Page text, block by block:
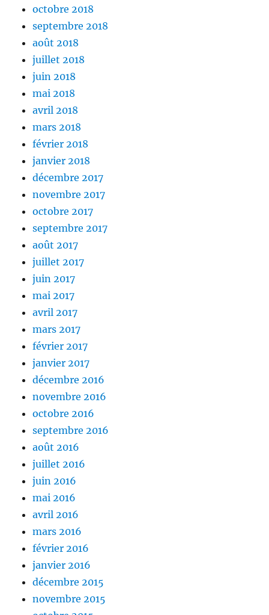
octobre 2018
septembre 2018
août 2018
juillet 2018
juin 2018
mai 2018
avril 2018
mars 2018
février 2018
janvier 2018
décembre 2017
novembre 2017
octobre 2017
septembre 2017
août 2017
juillet 2017
juin 2017
mai 2017
avril 2017
mars 2017
février 2017
janvier 2017
décembre 2016
novembre 2016
octobre 2016
septembre 2016
août 2016
juillet 2016
juin 2016
mai 2016
avril 2016
mars 2016
février 2016
janvier 2016
décembre 2015
novembre 2015